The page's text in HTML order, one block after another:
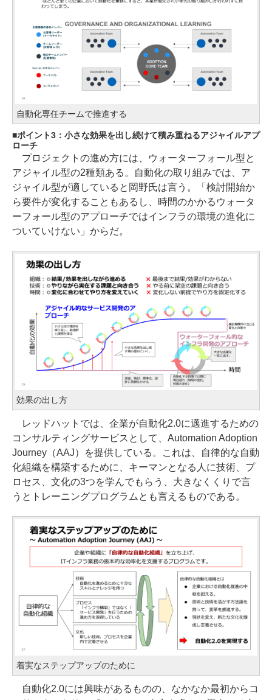
自動化専任チームで推進する
ポイント3：小さな効果を出し続けて積み重ねるアジャイルアプ
ローチ
プロジェクトの進め方には、ウォーターフォール型と
アジャイル型の2種類ある。自動化の取り組みでは、ア
ジャイル型が適していると岡野氏は言う。「検討開始か
ら要件が変化することもあるし、時間のかかるウォータ
ーフォール型のアプローチではインフラの環境の進化に
ついていけない」からだ。
効果の出し方
レッドハットでは、企業が自動化2.0に邁進するための
コンサルティングサービスとして、Automation Adoption
Journey（AAJ）を提供している。これは、自律的な自動
化組織を構築するために、キーマンとなる人に技術、プ
ロセス、文化の3つを学んでもらう、大きなくくりで言
うとトレーニングプログラムとも言えるものである。
着実なステップアップのために
自動化2.0には興味があるものの、なかなか最初からコ